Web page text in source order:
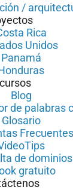
/
Rica
Unidos
Panamá
Blog
de palabras
Glosario
Frecuentes
de dominios
gratuito